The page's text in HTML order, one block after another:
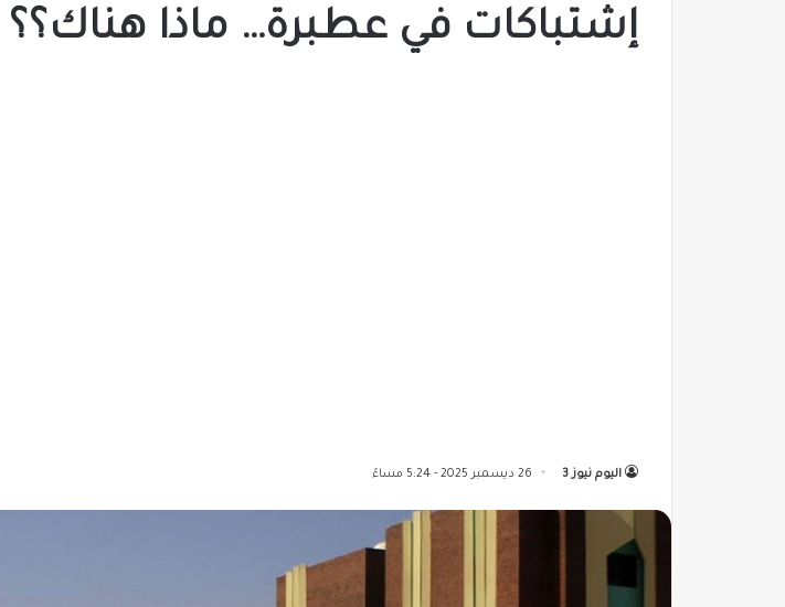
إشتباكات في عطبرة… ماذا هناك؟؟
اليوم نيوز 3 26 ديسمبر 2025 - 5:24 مساءً